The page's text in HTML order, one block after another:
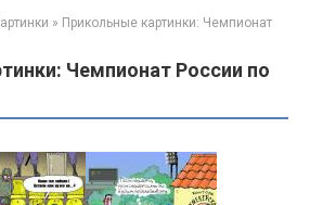
» Прикольные картинки: Чемпионат
Чемпионат России по